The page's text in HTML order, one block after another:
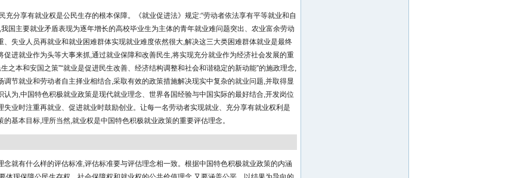
充分享有就业权是公民生存的根本保障。《就业促进法》规定:“劳动者依法享有平等就业和自
我国主要就业矛盾表现为逐年增长的高校毕业生为主体的青年就业难问题突出、农业富余劳动
、失业人员再就业和就业困难群体实现就业难度依然很大,解决这三大类困难群体就业是最终
促进就业作为头等大事来抓,通过就业保障和改善民生,将实现充分就业作为经济社会发展的重
之本和安国之策”“就业是促进民生改善、经济结构调整和社会和谐稳定的新动能”的施政理念,
调节就业和劳动者自主择业相结合,采取有效的政策措施解决现实中复杂的就业问题,并取得显
认为,中国特色积极就业政策是现代就业理念、世界各国经验与中国实际的最好结合,开发岗位
失业时注重再就业、促进就业时鼓励创业。让每一名劳动者实现就业、充分享有就业权利是
的基本目标,理所当然,就业权是中国特色积极就业政策的重要评估理念。
念就有什么样的评估标准,评估标准要与评估理念相一致。根据中国特色积极就业政策的内涵